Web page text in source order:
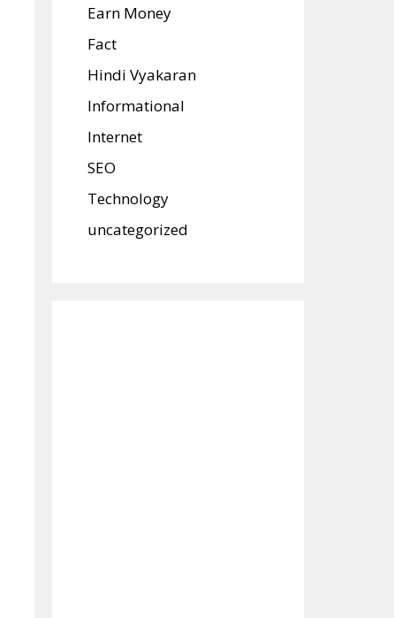
Earn Money
Fact
Hindi Vyakaran
Informational
Internet
SEO
Technology
uncategorized